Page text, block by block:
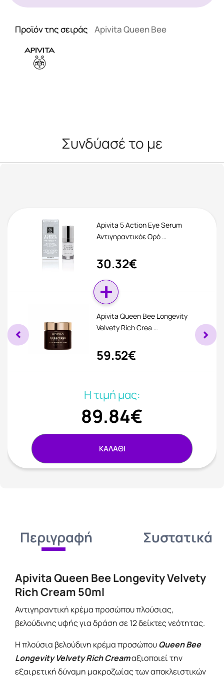
Προϊόν της σειράς Apivita Queen Bee
Συνδύασέ το με
Apivita 5 Action Eye Serum
Αντιγηραντικόε Ορό …
30.32€
Apivita Queen Bee Longevity
Velvety Rich Crea …
59.52€
Η τιμή μας:
89.84€
ΚΑΛΑΘΙ
Περιγραφή Συστατικά
Apivita Queen Bee Longevity Velvety
Rich Cream 50ml
Αντιγηραντική κρέμα προσώπου πλούσιας,
βελούδινης υφής για δράση σε 12 δείκτες νεότητας.
Η πλούσια βελούδινη κρέμα προσώπουQueen Bee
Longevity Velvety Rich Creamαξιοποιεί την
εξαιρετική δύναμη μακροζωίας των αποκλειστικών